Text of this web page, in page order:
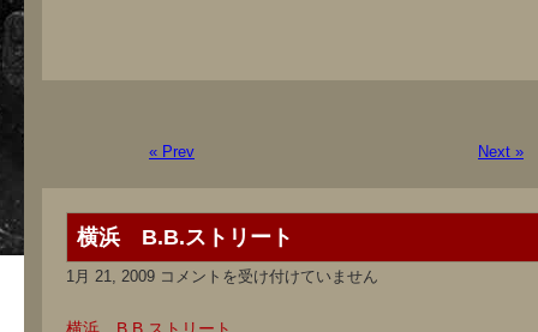
« Prev Next »
横浜 B.B.ストリート
1月 21, 2009 横
ス
コメントを受け付けていません